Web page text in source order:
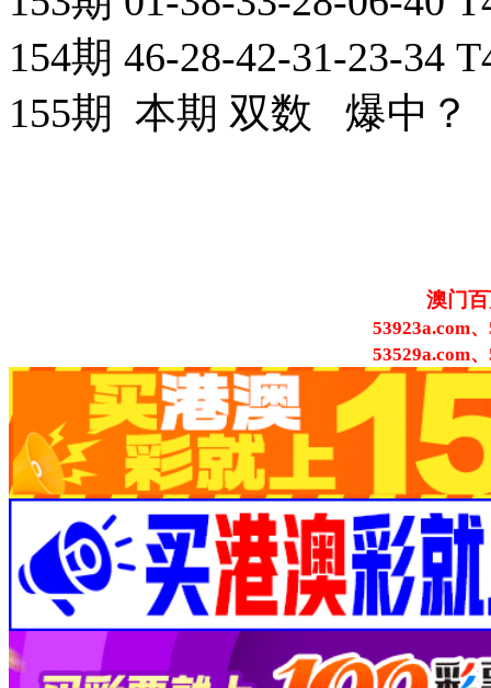
154期 46-28-42-31-23-34
155期 本期 双数 爆中？
澳门
53923a.com
53529a.com